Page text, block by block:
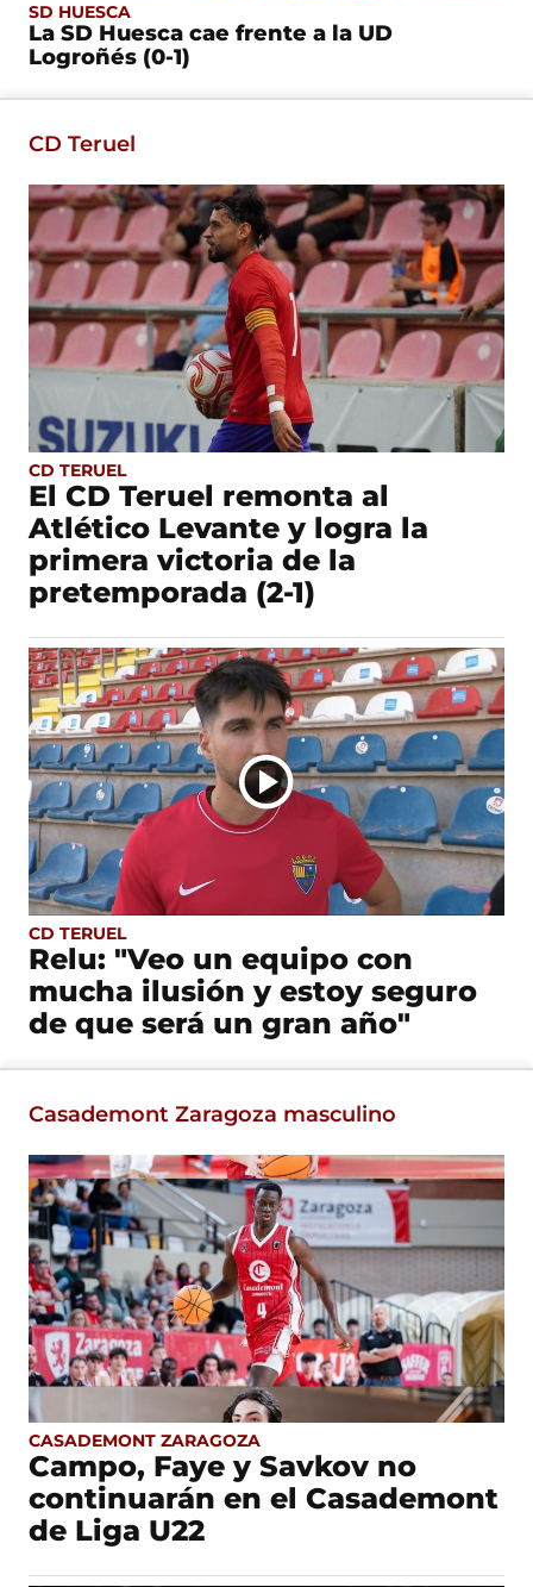
SD HUESCA
La SD Huesca cae frente a la UD
Logroñés (0-1)
CD Teruel
CD TERUEL
El CD Teruel remonta al
Atlético Levante y logra la
primera victoria de la
pretemporada (2-1)
CD TERUEL
Relu: "Veo un equipo con
mucha ilusión y estoy seguro
de que será un gran año"
Casademont Zaragoza masculino
CASADEMONT ZARAGOZA
Campo, Faye y Savkov no
continuarán en el Casademont
de Liga U22